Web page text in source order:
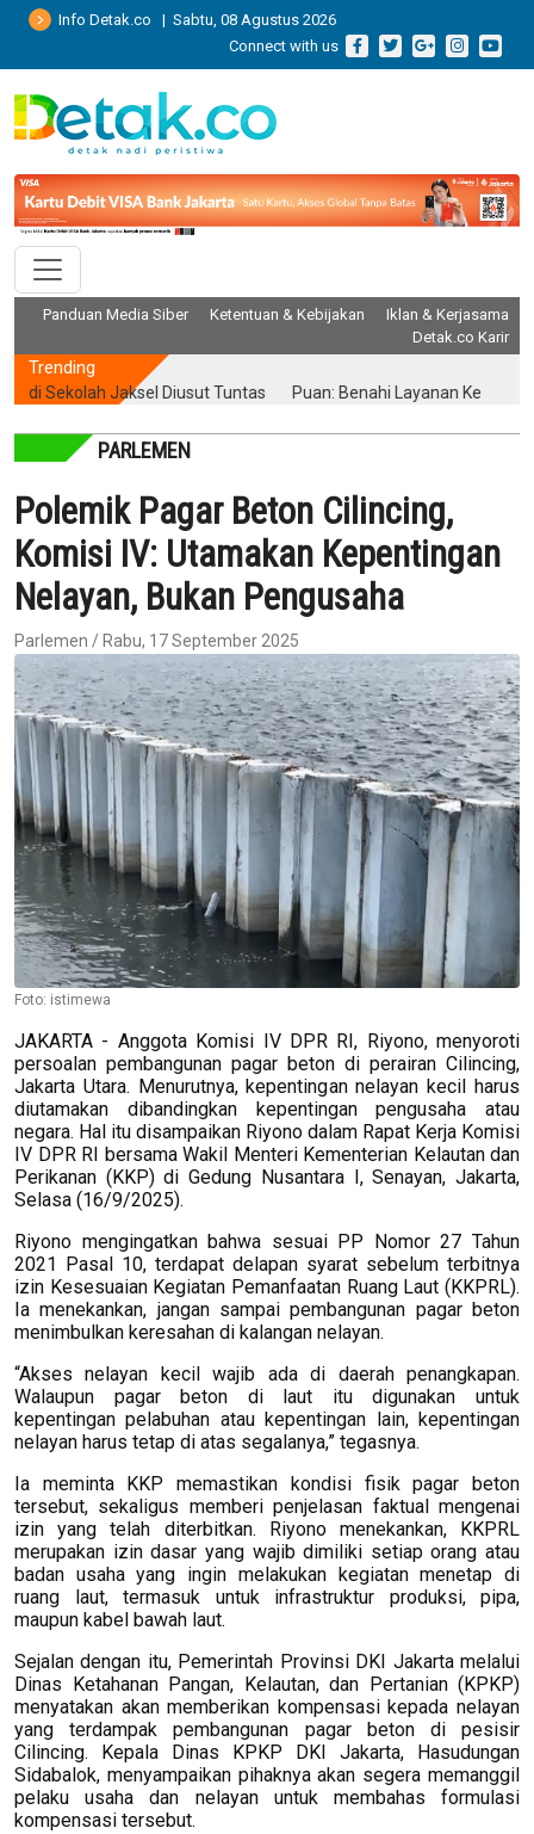
Info Detak.co | Sabtu, 08 Agustus 2026
Connect with us
Panduan Media Siber Ketentuan & Kebijakan
Iklan & Kerjasama
Detak.co Karir
Trending
Jaksel Diusut Tuntas Puan: Benahi Layanan Kesehatan
PARLEMEN
Polemik Pagar Beton Cilincing,
Komisi IV: Utamakan Kepentingan
Nelayan, Bukan Pengusaha
Parlemen / Rabu, 17 September 2025
Foto: istimewa
JAKARTA - Anggota Komisi IV DPR RI, Riyono, menyoroti
persoalan pembangunan pagar beton di perairan Cilincing,
Jakarta Utara. Menurutnya, kepentingan nelayan kecil harus
diutamakan dibandingkan kepentingan pengusaha atau
negara. Hal itu disampaikan Riyono dalam Rapat Kerja Komisi
IV DPR RI bersama Wakil Menteri Kementerian Kelautan dan
Perikanan (KKP) di Gedung Nusantara I, Senayan, Jakarta,
Selasa (16/9/2025).
Riyono mengingatkan bahwa sesuai PP Nomor 27 Tahun
2021 Pasal 10, terdapat delapan syarat sebelum terbitnya
izin Kesesuaian Kegiatan Pemanfaatan Ruang Laut (KKPRL).
Ia menekankan, jangan sampai pembangunan pagar beton
menimbulkan keresahan di kalangan nelayan.
“Akses nelayan kecil wajib ada di daerah penangkapan.
Walaupun pagar beton di laut itu digunakan untuk
kepentingan pelabuhan atau kepentingan lain, kepentingan
nelayan harus tetap di atas segalanya,” tegasnya.
Ia meminta KKP memastikan kondisi fisik pagar beton
tersebut, sekaligus memberi penjelasan faktual mengenai
izin yang telah diterbitkan. Riyono menekankan, KKPRL
merupakan izin dasar yang wajib dimiliki setiap orang atau
badan usaha yang ingin melakukan kegiatan menetap di
ruang laut, termasuk untuk infrastruktur produksi, pipa,
maupun kabel bawah laut.
Sejalan dengan itu, Pemerintah Provinsi DKI Jakarta melalui
Dinas Ketahanan Pangan, Kelautan, dan Pertanian (KPKP)
menyatakan akan memberikan kompensasi kepada nelayan
yang terdampak pembangunan pagar beton di pesisir
Cilincing. Kepala Dinas KPKP DKI Jakarta, Hasudungan
Sidabalok, menyampaikan pihaknya akan segera memanggil
pelaku usaha dan nelayan untuk membahas formulasi
kompensasi tersebut.